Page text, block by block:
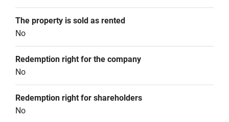
The property is sold as rented
No
Redemption right for the company
No
Redemption right for shareholders
No